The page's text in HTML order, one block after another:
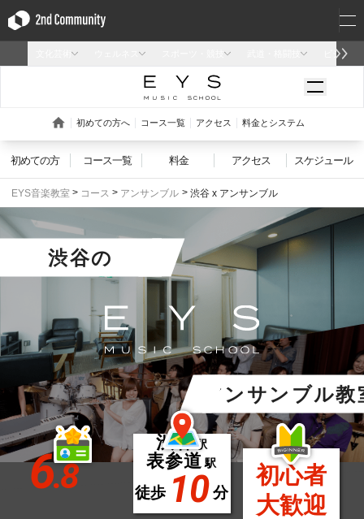
初めての方 コース一覧 料金 アクセス スケジュール
EYS音楽教室 コース アンサンブル 渋谷 x アンサンブル
渋谷の
アンサンブル教
6.8
渋谷駅
表参道 駅
徒歩 10 分
初心者
大歓迎